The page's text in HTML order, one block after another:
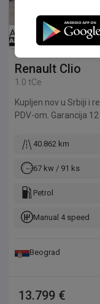
Renault Clio
1.0 tCe
Kupljen nov u Srbiji i
PDV-om. Garancija 12
40.862 km
67 kw / 91 ks
Petrol
Manual 4 speed
Beograd
13.799 €